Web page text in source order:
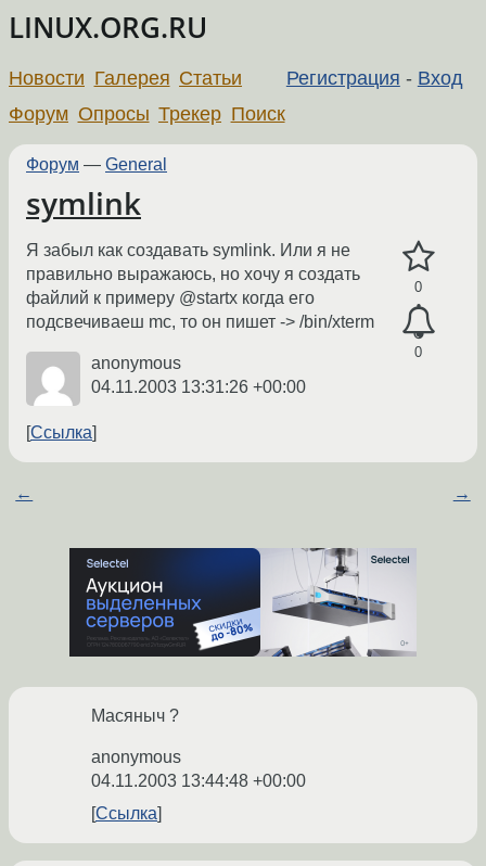
LINUX.ORG.RU
Регистрация - Вход
Новости Галерея Статьи
Форум Опросы Трекер Поиск
Форум — General
symlink
0
0
Я забыл как создавать symlink. Или я не
правильно выражаюсь, но хочу я создать
файлий к примеру @startx когда его
подсвечиваеш mc, то он пишет -> /bin/xterm
anonymous
04.11.2003 13:31:26 +00:00
Ссылка
← →
Масяныч ?
anonymous
04.11.2003 13:44:48 +00:00
Ссылка